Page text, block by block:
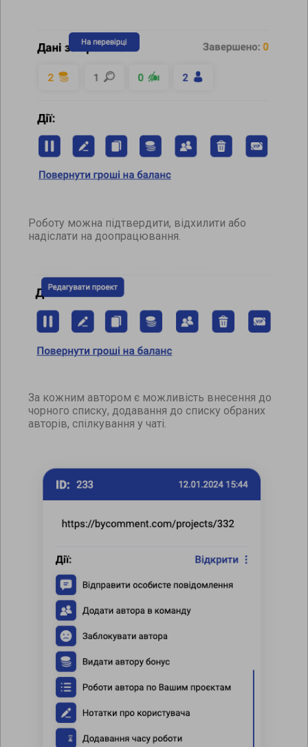
Роботу можна підтвердити, відхилити або
надіслати на доопрацювання.
За кожним автором є можливість внесення до
чорного списку, додавання до списку обраних
авторів, спілкування у чаті.